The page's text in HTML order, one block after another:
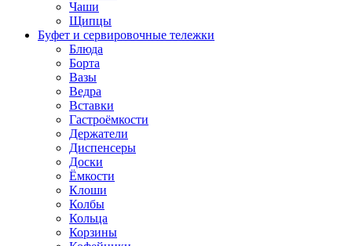
Чаши
Щипцы
Буфет и сервировочные тележки
Блюда
Борта
Вазы
Ведра
Вставки
Гастроёмкости
Держатели
Диспенсеры
Доски
Ёмкости
Клоши
Колбы
Кольца
Корзины